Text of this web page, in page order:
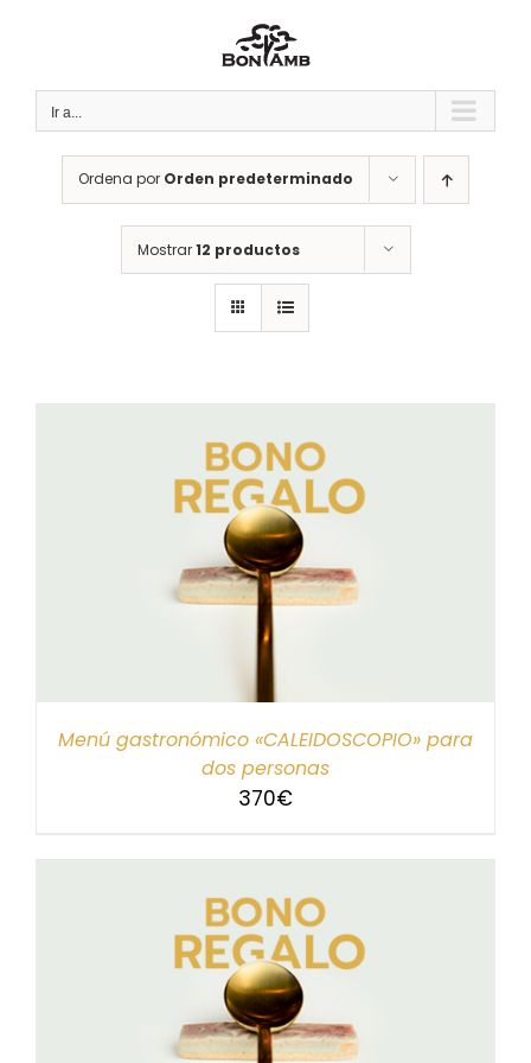
Ir a...
Ordena por Orden predeterminado
Mostrar12 productos
Menú gastronómico «CALEIDOSCOPIO» para
dos personas
370€